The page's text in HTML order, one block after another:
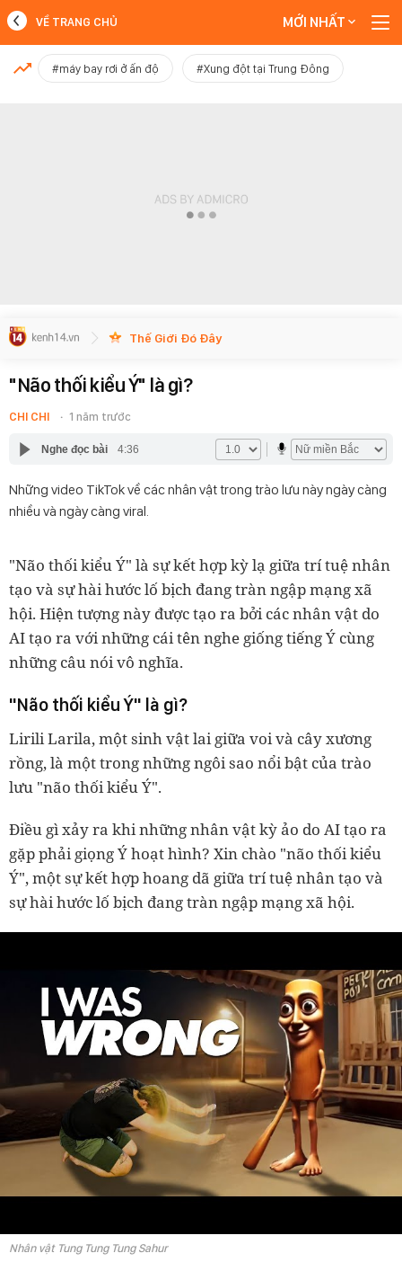
MỚI NHẤT
VỀ TRANG CHỦ MỚI NHẤT
#máy bay rơi ở ấn độ #Xung đột tại Trung Đông
Thế Giới Đó Đây
"Não thối kiểu Ý" là gì?
CHI CHI 1 năm trước
Nghe đọc bài 4:36
Những video TikTok về các nhân vật trong trào lưu này ngày càng
nhiều và ngày càng viral.
"Não thối kiểu Ý" là sự kết hợp kỳ lạ giữa trí tuệ nhân
tạo và sự hài hước lố bịch đang tràn ngập mạng xã
hội. Hiện tượng này được tạo ra bởi các nhân vật do
AI tạo ra với những cái tên nghe giống tiếng Ý cùng
những câu nói vô nghĩa.
"Não thối kiểu Ý" là gì?
Lirili Larila, một sinh vật lai giữa voi và cây xương
rồng, là một trong những ngôi sao nổi bật của trào
lưu "não thối kiểu Ý".
Điều gì xảy ra khi những nhân vật kỳ ảo do AI tạo ra
gặp phải giọng Ý hoạt hình? Xin chào "não thối kiểu
Ý", một sự kết hợp hoang dã giữa trí tuệ nhân tạo và
sự hài hước lố bịch đang tràn ngập mạng xã hội.
Nhân vật Tung Tung Tung Sahur